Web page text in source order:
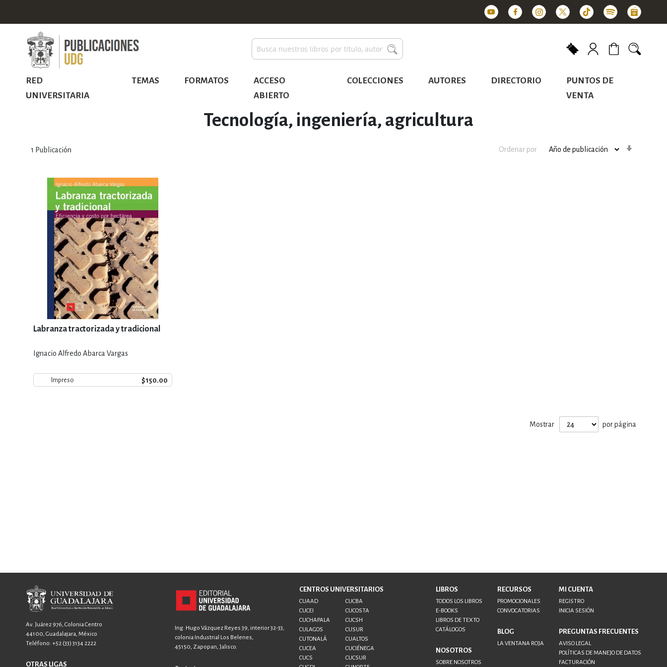
Buscar
RED
UNIVERSITARIA
TEMAS FORMATOS
ACCESO
ABIERTO
COLECCIONES AUTORES DIRECTORIO
PUNTOS DE
VENTA
Tecnología, ingeniería, agricultura
1 Publicación Ordenar por
Labranza tractorizada y tradicional
Ignacio Alfredo Abarca Vargas
Impreso $150.00
Mostrar por página
Av. Juárez 976, Colonia Centro
44100, Guadalajara, México
Teléfono: +52 (33) 3134 2222
OTRAS LIGAS
Ing. Hugo Vázquez Reyes 39, interior 32-33,
colonia Industrial Los Belenes,
45150, Zapopan, Jalisco.
CENTROS UNIVERSITARIOS
CUAAD
CUCBA
CUCEI
CUCOSTA
CUCHAPALA
CUCSH
CULAGOS
CUSUR
CUTONALÁ
CUALTOS
CUCEA
CUCIÉNEGA
CUCS
CUCSUR
LIBROS
TODOS LOS LIBROS
E-BOOKS
LIBROS DE TEXTO
CATÁLOGOS
NOSOTROS
SOBRE NOSOTROS
RECURSOS
PROMOCIONALES
CONVOCATORIAS
BLOG
LA VENTANA ROJA
MI CUENTA
REGISTRO
INICIA SESIÓN
PREGUNTAS FRECUENTES
AVISO LEGAL
POLÍTICAS DE MANEJO DE DATOS
FACTURACIÓN